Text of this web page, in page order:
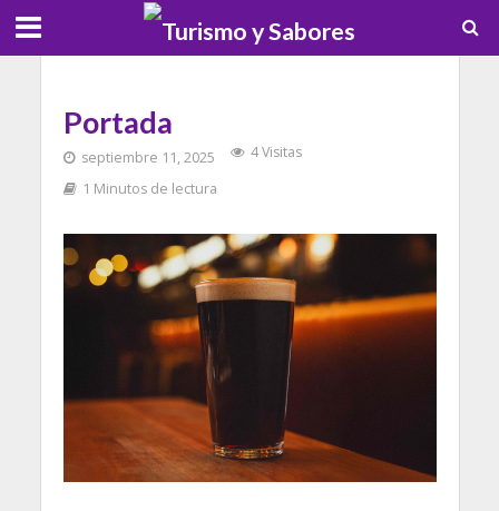
Portada
septiembre 11, 2025
4 Visitas
1 Minutos de lectura